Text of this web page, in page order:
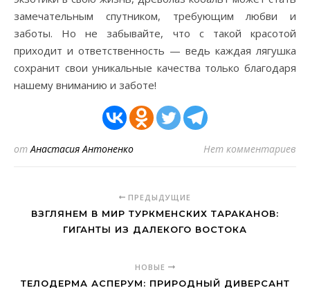
замечательным спутником, требующим любви и
заботы. Но не забывайте, что с такой красотой
приходит и ответственность — ведь каждая лягушка
сохранит свои уникальные качества только благодаря
нашему вниманию и заботе!
отАнастасия Антоненко Нет комментариев
ПРЕДЫДУЩИЕ
ВЗГЛЯНЕМ В МИР ТУРКМЕНСКИХ ТАРАКАНОВ:
ГИГАНТЫ ИЗ ДАЛЕКОГО ВОСТОКА
НОВЫЕ
ТЕЛОДЕРМА АСПЕРУМ: ПРИРОДНЫЙ ДИВЕРСАНТ